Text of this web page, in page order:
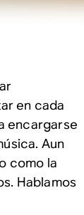
en cada
encargarse
Aun
como la
Hablamos